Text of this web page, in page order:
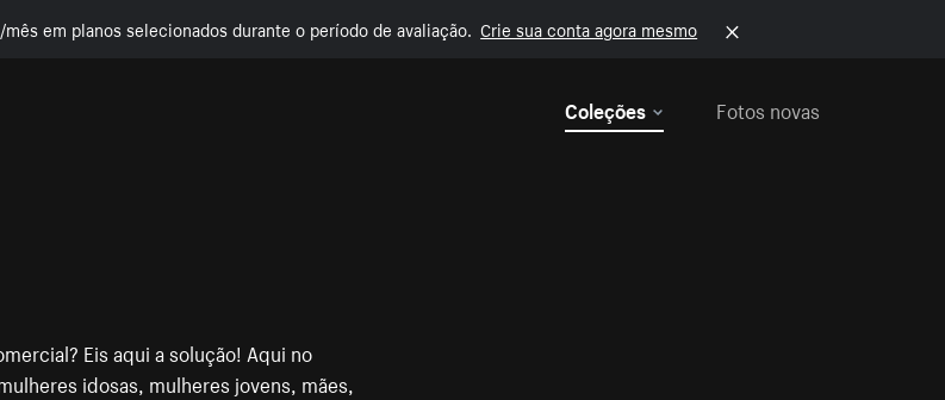
em planos selecionados durante o período de avaliação. Crie sua conta agora mesmo
Coleções
Fotos novas
Eis aqui a solução! Aqui no
idosas, mulheres jovens, mães,